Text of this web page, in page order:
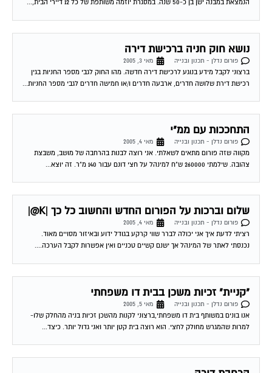
נושא חוק חניה ברכישת דירה
פורום נדלן - תכנון ובנייה
מאי 3, 2005
ברצוני לקבל מידע בנוגע לרכישת דירה חדשה. מהו החוק לגבי מספר החניות בגין
רכישת דירת שלושה חדרים, ארבעה חדרים ו/או חמישה חדרים לגבי מספר החניות...
התחככות עם ממ"י
פורום נדלן - תכנון ובנייה
מקווה שזה פורום מתאים לשאלתי. אני רוצה לבנות בהרחבה של מושב, משבצת
צהובה. שילמתי 260000 ש"ח למינהל על חצי דונם עבור 140 מ"ר. זה יוצא...
שלום וברכות על הפורום החדש והחשוב כל כך |K@|
פורום נדלן - תכנון ובנייה
מאי 4, 2005
רציתי לדעת איך אני יכולה לברר שווי קרקע בגודל ידוע ובאיזור מסויים מאוד.
נכנסתי לאתר של המינהל אך ישנם קשיים טכניים ואין אפשרות לקבל הערכה....
"קניית" זכיות משכן בבית דו משפחתי
פורום נדלן - תכנון ובנייה
מאי 5, 2005
אנו בונים במשותף בית דו משפחתי,ברצוני לקנות מהשכן זכיות בניה מהחלק שלו-
למרות שהמגרש מחולק לחצי. הוא רוצה בית קטן יותר ואני גדול יותר. כיצד...
הרחבת דירה